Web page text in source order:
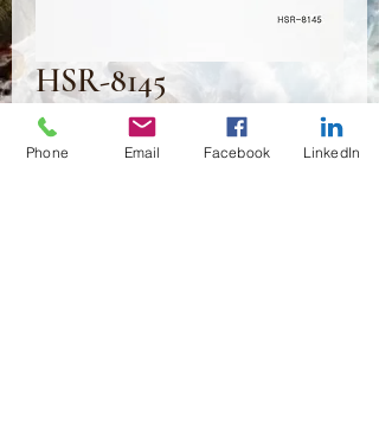
HSR-8145
2,50 $ Preis
Phone Email Facebook LinkedIn